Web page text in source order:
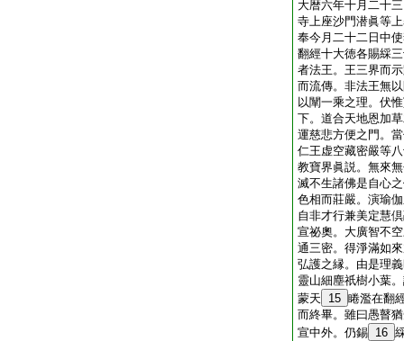
大暦六年十月二十
寺上座沙門潜眞等
奉今月二十二日中
翻經十大徳各賜綵
者法王。王三界而
而流傳。非法王無
以闡一乘之理。伏
下。道合天地恩加
運慈悲方便之門。
仁王虚空藏密嚴等
教寶界眞説。無來
滅不生諸佛是自心
色相而莊嚴。演瑜
自非才行兼美定慧
宣祕奧。大廣智不
通三密。得淨滿如
弘護之縁。由是理
靈山細塵祇樹小葉
蒙天
15 睠濫在翻
而終畢。雖曰愚瞽
宣中外。仍錫 16